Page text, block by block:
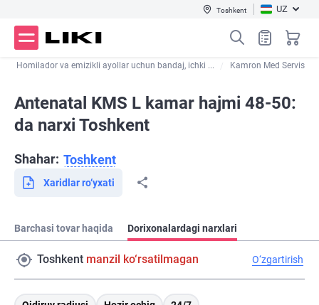
Toshkent UZ
Homilador va emizikli ayollar uchun bandaj, ichki ... Kamron Med Servis
Antenatal KMS L kamar hajmi 48-50:
da narxi Toshkent
Shahar: Toshkent
Xaridlar ro‘yxati
Barchasi tovar haqida Dorixonalardagi narxlari
Toshkent manzil ko‘rsatilmagan O‘zgartirish